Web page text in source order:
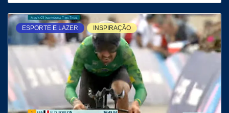
ESPORTE E LAZER INSPIRAÇÃO